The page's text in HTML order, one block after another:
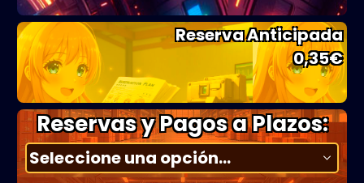
Reserva Anticipada
0,35€
Reservas y Pagos a Plazos: